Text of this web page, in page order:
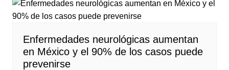
Enfermedades neurológicas aumentan
en México y el 90% de los casos puede
prevenirse